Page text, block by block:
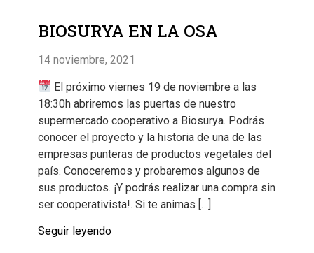
BIOSURYA EN LA OSA
14 noviembre, 2021
El próximo viernes 19 de noviembre a las
18:30h abriremos las puertas de nuestro
supermercado cooperativo a Biosurya. Podrás
conocer el proyecto y la historia de una de las
empresas punteras de productos vegetales del
país. Conoceremos y probaremos algunos de
sus productos. ¡Y podrás realizar una compra sin
ser cooperativista!. Si te animas […]
Seguir leyendo